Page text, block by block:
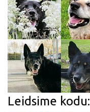
Leidsime kodu: